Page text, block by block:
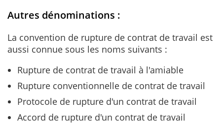
Autres dénominations :
La convention de rupture de contrat de travail est
aussi connue sous les noms suivants :
Rupture de contrat de travail à l'amiable
Rupture conventionnelle de contrat de travail
Protocole de rupture d'un contrat de travail
Accord de rupture d'un contrat de travail